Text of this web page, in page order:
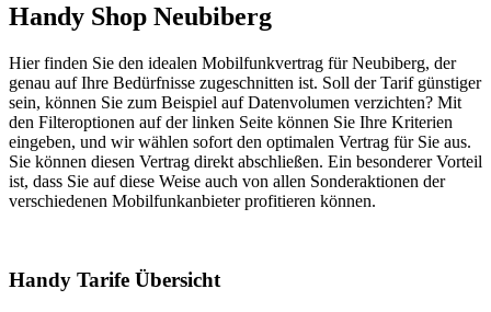
Handy Shop Neubiberg
Hier finden Sie den idealen Mobilfunkvertrag für Neubiberg, der
genau auf Ihre Bedürfnisse zugeschnitten ist. Soll der Tarif günstiger
sein, können Sie zum Beispiel auf Datenvolumen verzichten? Mit
den Filteroptionen auf der linken Seite können Sie Ihre Kriterien
eingeben, und wir wählen sofort den optimalen Vertrag für Sie aus.
Sie können diesen Vertrag direkt abschließen. Ein besonderer Vorteil
ist, dass Sie auf diese Weise auch von allen Sonderaktionen der
verschiedenen Mobilfunkanbieter profitieren können.
Handy Tarife Übersicht